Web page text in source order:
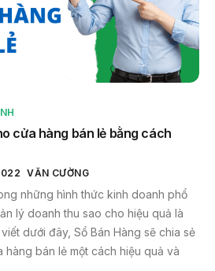
cửa hàng bán lẻ bằng cách
VĂN CƯỜNG
những hình thức kinh doanh phổ
lý doanh thu sao cho hiệu quả là
dưới đây, Sổ Bán Hàng sẽ chia sẻ
hàng bán lẻ một cách hiệu quả và